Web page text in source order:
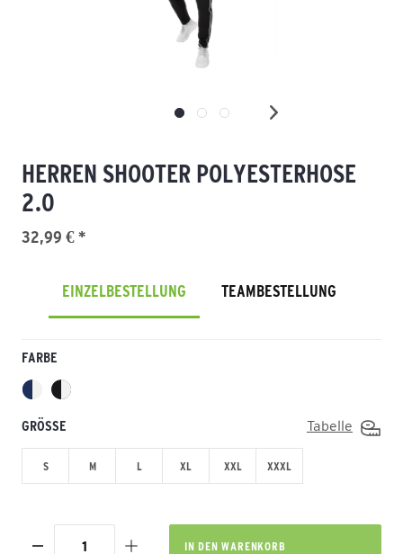
HERREN SHOOTER POLYESTERHOSE
2.0
32,99 € *
EINZELBESTELLUNG TEAMBESTELLUNG
FARBE
GRÖSSE Tabelle
S M L XL XXL XXXL
IN DEN WARENKORB